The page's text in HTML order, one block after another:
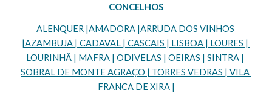
CONCELHOS
ALENQUER |AMADORA |ARRUDA DOS VINHOS
|AZAMBUJA | CADAVAL | CASCAIS | LISBOA | LOURES |
LOURINHÃ | MAFRA | ODIVELAS | OEIRAS | SINTRA |
SOBRAL DE MONTE AGRAÇO | TORRES VEDRAS | VILA
FRANCA DE XIRA |